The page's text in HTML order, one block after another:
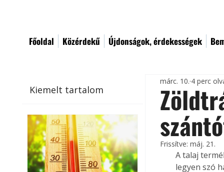
Főoldal Közérdekű Újdonságok, érdekességek
Kiemelt tartalom
márc. 10. 4 perc
Frissítve:máj. 21.
A talaj
legyen szó